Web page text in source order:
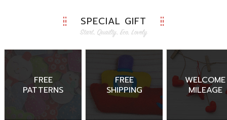
SPECIAL GIFT
FREE
PATTERNS
FREE
SHIPPING
WELCOME
MILEAGE